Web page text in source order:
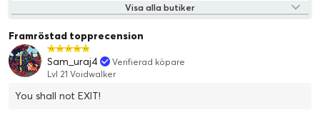
Visa alla butiker
Framröstad topprecension
Sam_uraj4
Verifierad köpare
Lvl 21 Voidwalker
You shall not EXIT!